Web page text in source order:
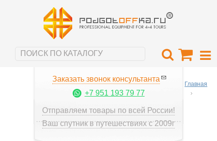
Заказать звонок консультанта
+7 951 193 79 77
Отправляем товары по всей России!
Ваш спутник в путешествиях с 2009г
Главная